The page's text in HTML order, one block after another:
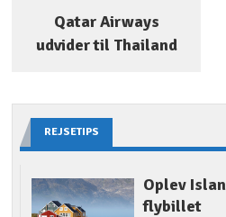
Qatar Airways
udvider til Thailand
REJSETIPS
Oplev
flybillet